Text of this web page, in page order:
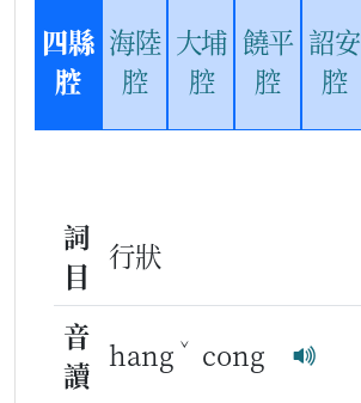
四縣
腔
海陸
腔
大埔
腔
饒平
腔
詔安
腔
詞
目
行狀
音
讀
hang ˇ cong